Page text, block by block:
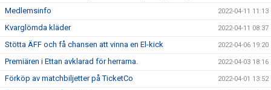
Medlemsinfo 2022-04-11 11:13
Kvarglömda kläder 2022-04-11 08:37
Stötta ÄFF och få chansen att vinna en El-kick 2022-04-06 19:20
Premiären i Ettan avklarad för herrarna. 2022-04-03 18:16
Förköp av matchbiljetter på TicketCo 2022-04-01 13:52